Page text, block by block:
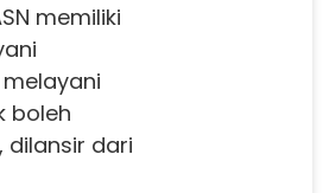
memiliki
boleh
dilansir dari